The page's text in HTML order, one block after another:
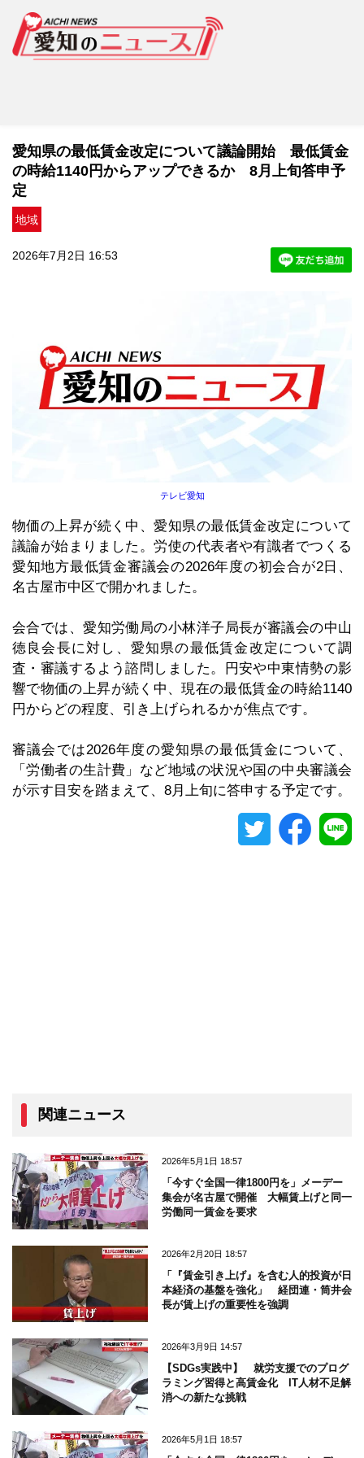
愛知県の最低賃金改定について議論開始 最低賃金
の時給1140円からアップできるか 8月上旬答申予
定
地域
2026年7月2日 16:53
テレビ愛知
物価の上昇が続く中、愛知県の最低賃金改定について
議論が始まりました。労使の代表者や有識者でつくる
愛知地方最低賃金審議会の2026年度の初会合が2日、
名古屋市中区で開かれました。
会合では、愛知労働局の小林洋子局長が審議会の中山
徳良会長に対し、愛知県の最低賃金改定について調
査・審議するよう諮問しました。円安や中東情勢の影
響で物価の上昇が続く中、現在の最低賃金の時給1140
円からどの程度、引き上げられるかが焦点です。
審議会では2026年度の愛知県の最低賃金について、
「労働者の生計費」など地域の状況や国の中央審議会
が示す目安を踏まえて、8月上旬に答申する予定です。
関連ニュース
2026年5月1日 18:57
「今すぐ全国一律1800円を」メーデー
集会が名古屋で開催 大幅賃上げと同一
労働同一賃金を要求
2026年2月20日 18:57
「『賃金引き上げ』を含む人的投資が日
本経済の基盤を強化」 経団連・筒井会
長が賃上げの重要性を強調
2026年3月9日 14:57
【SDGs実践中】 就労支援でのプログ
ラミング習得と高賃金化 IT人材不足解
消への新たな挑戦
2026年5月1日 18:57